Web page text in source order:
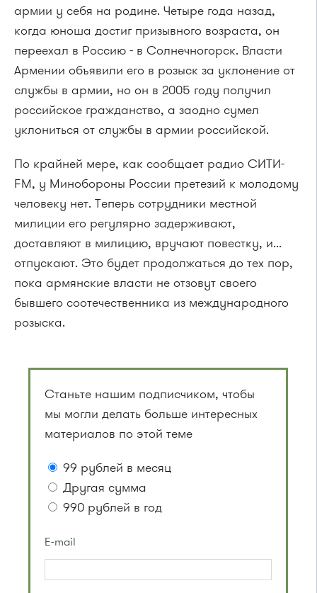
армии у себя на родине. Четыре года назад,
когда юноша достиг призывного возраста, он
переехал в Россию - в Солнечногорск. Власти
Армении объявили его в розыск за уклонение от
службы в армии, но он в 2005 году получил
российское гражданство, а заодно сумел
уклониться от службы в армии российской.
По крайней мере, как сообщает радио СИТИ-
FM, у Минобороны России претезий к молодому
человеку нет. Теперь сотрудники местной
милиции его регулярно задерживают,
доставляют в милицию, вручают повестку, и...
отпускают. Это будет продолжаться до тех пор,
пока армянские власти не отзовут своего
бывшего соотечественника из международного
розыска.
Станьте нашим подписчиком, чтобы
мы могли делать больше интересных
материалов по этой теме
99 рублей в месяц
Другая сумма
990 рублей в год
E-mail